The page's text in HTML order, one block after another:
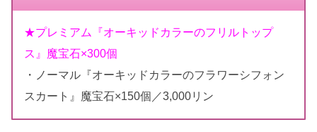
★プレミアム『オーキッドカラーのフリルトップ
ス』魔宝石×300個
・ノーマル『オーキッドカラーのフラワーシフォン
スカート』魔宝石×150個／3,000リン